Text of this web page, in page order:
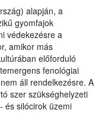
alapján, a
gyomfajok
védekezésre a
amikor más
előforduló
fenológiai
áll rendelkezésre. A
szer szükséghelyzeti
és silócirok üzemi